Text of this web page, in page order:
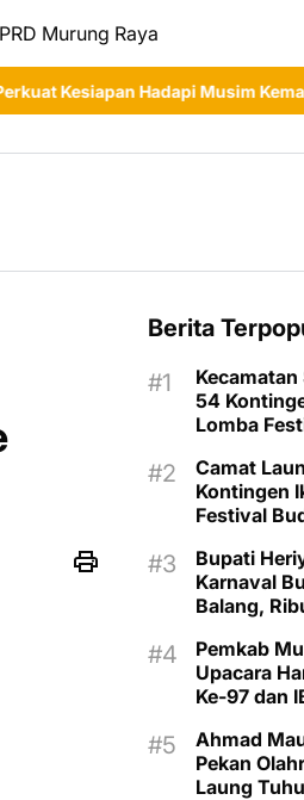
Murung Raya
Kemarau Murung Raya
Berita
54
Lomba
Camat
Kontingen
Festival
Bupati
Karnaval
Balang,
Pemkab
Upacara
Ke-97 dan
Ahmad
Pekan
Laung